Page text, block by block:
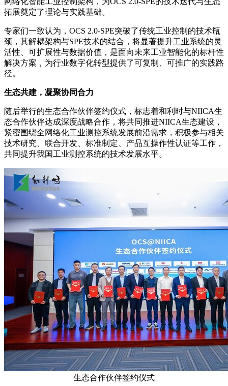
拓展奠定了理论与实践基础。
专家们一致认为，OCS 2.0-SPE突破了传统工业控制的技术瓶
颈，其解耦架构与SPE技术的结合，将显著提升工业系统的灵
活性、可扩展性与数据价值，是面向未来工业智能化的标杆性
解决方案，为行业数字化转型提供了可复制、可推广的实践路
径。
生态共建，凝聚协同合力
随后举行的生态合作伙伴签约仪式，标志着和利时与NIICA生
态合作伙伴达成深度战略合作，将共同推进NIICA生态建设，
紧密围绕全网络化工业测控系统发展前沿需求，积极参与相关
技术研究、联合开发、标准制定、产品互操作性认证等工作，
共同提升我国工业测控系统的技术发展水平。
生态合作伙伴签约仪式